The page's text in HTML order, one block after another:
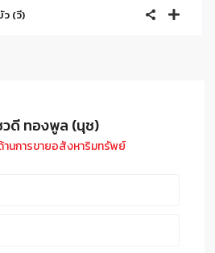
(วี)
ดี ทองพูล (นุช)
านการขายอสังหาริมทรัพย์